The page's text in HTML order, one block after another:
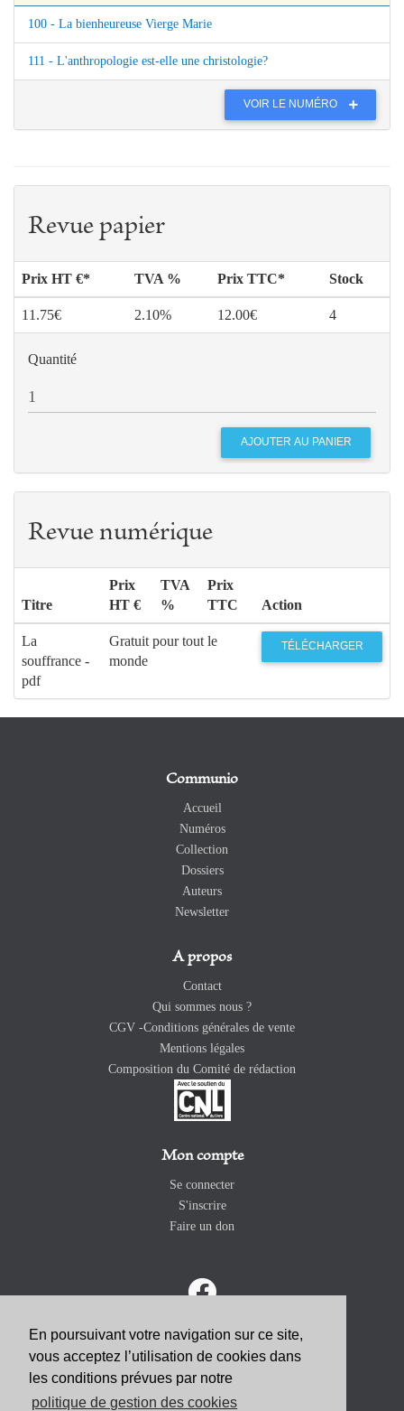
En poursuivant votre navigation sur ce site,
vous acceptez l’utilisation de cookies dans
les conditions prévues par notre
politique de gestion des cookies
100 - La bienheureuse Vierge Marie
111 - L'anthropologie est-elle une christologie?
VOIR LE NUMÉRO
Revue papier
Prix HT €* TVA % Prix TTC* Stock
11.75€ 2.10% 12.00€ 4
Quantité
Revue numérique
Titre
Prix
HT €
TVA
%
Prix
TTC
Action
La
souffrance -
pdf
Gratuit pour tout le
monde
TÉLÉCHARGER
Communio
Accueil
Numéros
Collection
Dossiers
Auteurs
Newsletter
A propos
Contact
Qui sommes nous ?
CGV -Conditions générales de vente
Mentions légales
Composition du Comité de rédaction
Mon compte
Se connecter
S'inscrire
Faire un don
ABONNEZ-VOUS